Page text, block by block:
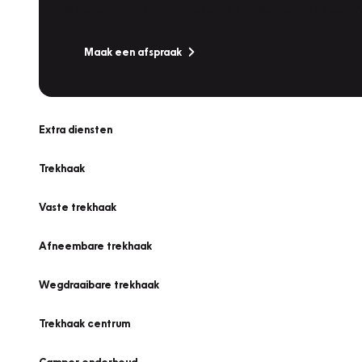
Maak een afspraak
Extra diensten
Trekhaak
Vaste trekhaak
Afneembare trekhaak
Wegdraaibare trekhaak
Trekhaak centrum